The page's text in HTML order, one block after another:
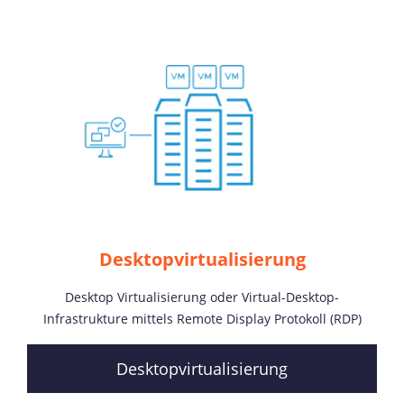
Desktopvirtualisierung
Desktop Virtualisierung oder Virtual-Desktop-
Infrastrukture mittels Remote Display Protokoll (RDP)
Desktopvirtualisierung